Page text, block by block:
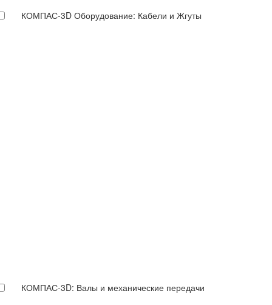
КОМПАС-3D Оборудование: Кабели и Жгуты
КОМПАС-3D: Валы и механические передачи